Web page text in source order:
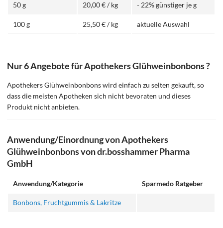
50 g 20,00 € / kg - 22% günstiger je g
100 g 25,50 € / kg aktuelle Auswahl
Nur 6 Angebote für Apothekers Glühweinbonbons ?
Apothekers Glühweinbonbons wird einfach zu selten gekauft, so
dass die meisten Apotheken sich nicht bevoraten und dieses
Produkt nicht anbieten.
Anwendung/Einordnung von Apothekers
Glühweinbonbons von dr.bosshammer Pharma
GmbH
Anwendung/Kategorie Sparmedo Ratgeber
Bonbons, Fruchtgummis & Lakritze